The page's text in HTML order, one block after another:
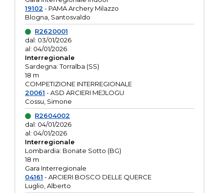
19102 - PAMA Archery Milazzo
Blogna, Santosvaldo
R2620001
dal: 03/01/2026
al: 04/01/2026
Interregionale
Sardegna: Torralba (SS)
18 m
COMPETIZIONE INTERREGIONALE
20061 - ASD ARCIERI MEJLOGU
Cossu, Simone
R2604002
dal: 04/01/2026
al: 04/01/2026
Interregionale
Lombardia: Bonate Sotto (BG)
18 m
Gara Interregionale
04161 - ARCIERI BOSCO DELLE QUERCE
Luglio, Alberto